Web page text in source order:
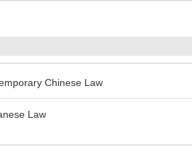
Chinese Law
Law